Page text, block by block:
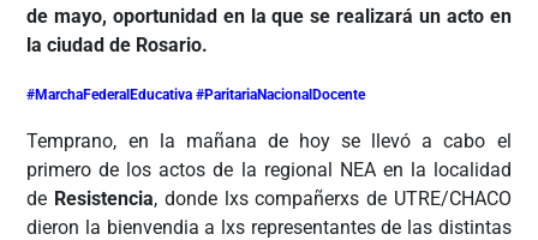
de mayo, oportunidad en la que se realizará un acto en
la ciudad de Rosario.
#MarchaFederalEducativa #ParitariaNacionalDocente
Temprano, en la mañana de hoy se llevó a cabo el
primero de los actos de la regional NEA en la localidad
de Resistencia, donde lxs compañerxs de UTRE/CHACO
dieron la bienvendia a lxs representantes de las distintas